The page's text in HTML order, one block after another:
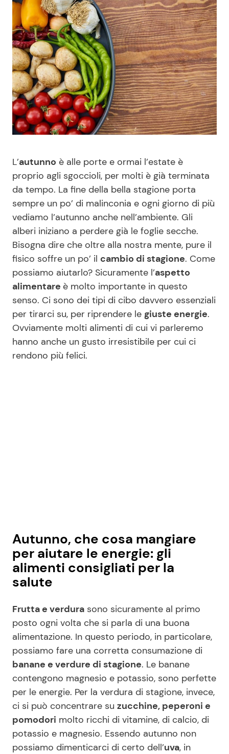
News Musica
News Spettacolo
Benessere
Casa
Mondo Mamma
News benessere
Salute
Viaggi e Turismo
Festività
Cucina e Ricette
Consigli di Cucina
Le Ricette in TV
Primi Piatti
Ricette Facili e Veloci
Ricette Feste
Ricette per Bambini
Seguici
L’autunno è alle porte e ormai l’estate è
proprio agli sgoccioli, per molti è già terminata
da tempo. La fine della bella stagione porta
sempre un po’ di malinconia e ogni giorno di più
vediamo l’autunno anche nell’ambiente. Gli
alberi iniziano a perdere già le foglie secche.
Bisogna dire che oltre alla nostra mente, pure il
fisico soffre un po’ il cambio di stagione. Come
possiamo aiutarlo? Sicuramente l’aspetto
alimentare è molto importante in questo
senso. Ci sono dei tipi di cibo davvero essenziali
per tirarci su, per riprendere le giuste energie.
Ovviamente molti alimenti di cui vi parleremo
hanno anche un gusto irresistibile per cui ci
rendono più felici.
Autunno, che cosa mangiare
per aiutare le energie: gli
alimenti consigliati per la
salute
Frutta e verdura sono sicuramente al primo
posto ogni volta che si parla di una buona
alimentazione. In questo periodo, in particolare,
possiamo fare una corretta consumazione di
banane e verdure di stagione. Le banane
contengono magnesio e potassio, sono perfette
per le energie. Per la verdura di stagione, invece,
ci si può concentrare su zucchine, peperoni e
pomodori molto ricchi di vitamine, di calcio, di
potassio e magnesio. Essendo autunno non
possiamo dimenticarci di certo dell’uva, in